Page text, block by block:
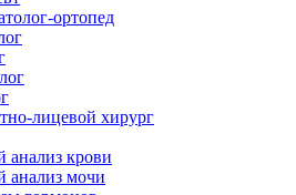
ортопед
лицевой хирург
крови
мочи